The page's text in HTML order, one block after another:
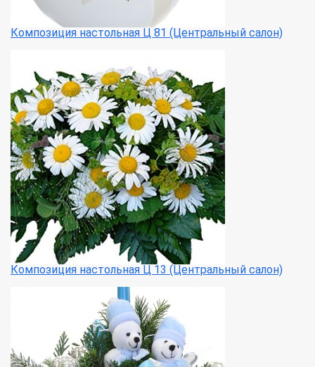
Композиция настольная Ц 81 (Центральный салон)
Композиция настольная Ц 13 (Центральный салон)